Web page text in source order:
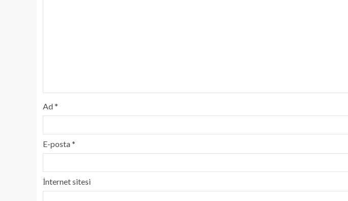
Ad*
E-posta*
İnternet sitesi